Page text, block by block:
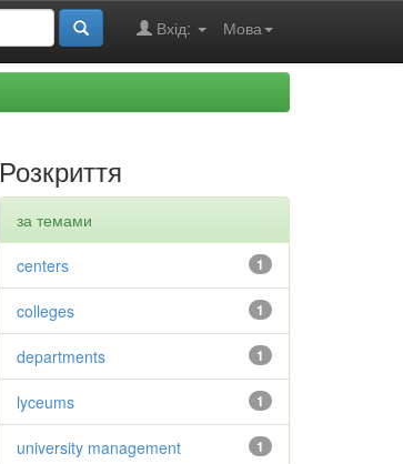
Мова
Вхід:
Розкриття
за темами
1
centers
1
colleges
1
departments
1
lyceums
1
university management